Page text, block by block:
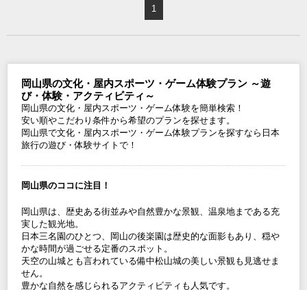
1
岡山県の文化・屋内スポーツ・ゲーム体験プラン ～遊
び・体験・アクティビティ～
岡山県の文化・屋内スポーツ・ゲーム体験を簡単検索！
安い順やこだわり条件から希望のプランを探せます。
岡山県で文化・屋内スポーツ・ゲーム体験プランを探すなら日本
旅行の遊び・体験サイトで！
岡山県のココに注目！
岡山県は、歴史ある街並みや自然豊かな景観、温泉地まである充
実した観光地。
日本三名園のひとつ、岡山の後楽園は歴史的な面影もあり、穏や
かな時間が過ごせる定番のスポット。
天空の山城とも言われている備中松山城の美しい景観も見逃せま
せん。
豊かな自然を感じられるアクティビティも人気です。